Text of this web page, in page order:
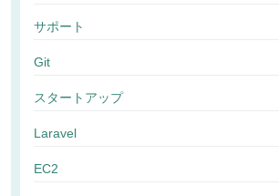
サポート
Git
スタートアップ
Laravel
EC2